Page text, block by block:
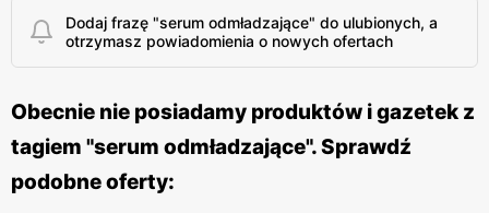
Dodaj frazę "serum odmładzające" do ulubionych, a
otrzymasz powiadomienia o nowych ofertach
Obecnie nie posiadamy produktów i gazetek z
tagiem "serum odmładzające". Sprawdź
podobne oferty: